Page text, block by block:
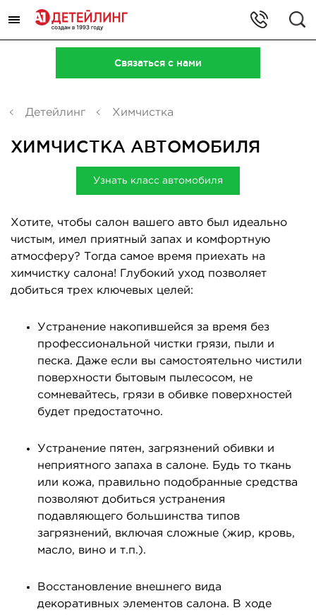
м. Крылатское, ул. Осенняя, 23
+7 (495) 323-93-46
Перейти в контакты
Связаться с нами
Детейлинг Химчистка
ХИМЧИСТКА АВТОМОБИЛЯ
Узнать класс автомобиля
Хотите, чтобы салон вашего авто был идеально
чистым, имел приятный запах и комфортную
атмосферу? Тогда самое время приехать на
химчистку салона! Глубокий уход позволяет
добиться трех ключевых целей:
Устранение накопившейся за время без
профессиональной чистки грязи, пыли и
песка. Даже если вы самостоятельно чистили
поверхности бытовым пылесосом, не
сомневайтесь, грязи в обивке поверхностей
будет предостаточно.
Устранение пятен, загрязнений обивки и
неприятного запаха в салоне. Будь то ткань
или кожа, правильно подобранные средства
позволяют добиться устранения
подавляющего большинства типов
загрязнений, включая сложные (жир, кровь,
масло, вино и т.п.).
Восстановление внешнего вида
декоративных элементов салона. В ходе